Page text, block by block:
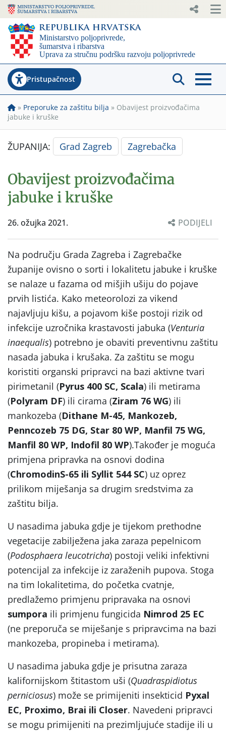
Pristupačnost
» Preporuke za zaštitu bilja » Obavijest proizvođačima
jabuke i kruške
ŽUPANIJA: Grad Zagreb Zagrebačka
Obavijest proizvođačima
jabuke i kruške
26. ožujka 2021. PODIJELI
Na području Grada Zagreba i Zagrebačke
županije ovisno o sorti i lokalitetu jabuke i kruške
se nalaze u fazama od mišjih ušiju do pojave
prvih listića. Kako meteorolozi za vikend
najavljuju kišu, a pojavom kiše postoji rizik od
infekcije uzročnika krastavosti jabuka (Venturia
inaequalis) potrebno je obaviti preventivnu zaštitu
nasada jabuka i krušaka. Za zaštitu se mogu
koristiti organski pripravci na bazi aktivne tvari
pirimetanil (Pyrus 400 SC, Scala) ili metirama
(Polyram DF) ili cirama (Ziram 76 WG) ili
mankozeba (Dithane M-45, Mankozeb,
Penncozeb 75 DG, Star 80 WP, Manfil 75 WG,
Manfil 80 WP, Indofil 80 WP).Također je moguća
primjena pripravka na osnovi dodina
(ChromodinS-65 ili Syllit 544 SC) uz oprez
prilikom miješanja sa drugim sredstvima za
zaštitu bilja.
U nasadima jabuka gdje je tijekom prethodne
vegetacije zabilježena jaka zaraza pepelnicom
(Podosphaera leucotricha) postoji veliki infektivni
potencijal za infekcije iz zaraženih pupova. Stoga
na tim lokalitetima, do početka cvatnje,
predlažemo primjenu pripravaka na osnovi
sumpora ili primjenu fungicida Nimrod 25 EC
(ne preporuča se miješanje s pripravcima na bazi
mankozeba, propineba i metirama).
U nasadima jabuka gdje je prisutna zaraza
kalifornijskom štitastom uši (Quadraspidiotus
perniciosus) može se primijeniti insekticid Pyxal
EC, Proximo, Brai ili Closer. Navedeni pripravci
se mogu primijeniti na prezimljujuće stadije ili u